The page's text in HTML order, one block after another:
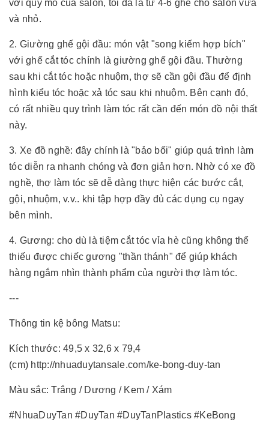
với quy mô của salon, tối đa là từ 4-6 ghế cho salon vừa
và nhỏ.
2. Giường ghế gội đầu: món vật "song kiếm hợp bích"
với ghế cắt tóc chính là giường ghế gội đầu. Thường
sau khi cắt tóc hoặc nhuộm, thợ sẽ cần gội đầu để định
hình kiểu tóc hoặc xả tóc sau khi nhuộm. Bên cạnh đó,
có rất nhiều quy trình làm tóc rất cần đến món đồ nội thất
này.
3. Xe đồ nghề: đây chính là "bảo bối" giúp quá trình làm
tóc diễn ra nhanh chóng và đơn giản hơn. Nhờ có xe đồ
nghề, thợ làm tóc sẽ dễ dàng thực hiện các bước cắt,
gội, nhuộm, v.v.. khi tập hợp đầy đủ các dụng cụ ngay
bên mình.
4. Gương: cho dù là tiệm cắt tóc vỉa hè cũng không thể
thiếu được chiếc gương "thần thánh" để giúp khách
hàng ngắm nhìn thành phẩm của người thợ làm tóc.
---
Thông tin kệ bông Matsu:
Kích thước: 49,5 x 32,6 x 79,4
(cm) http://nhuaduytansale.com/ke-bong-duy-tan
Màu sắc: Trắng / Dương / Kem / Xám
#NhuaDuyTan #DuyTan #DuyTanPlastics #KeBong